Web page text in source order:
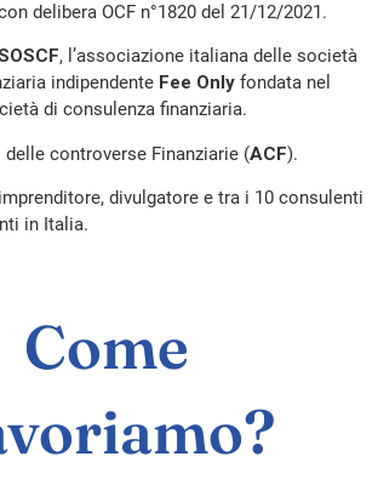
delibera OCF n°1820 del 21/12/2021.
, l’associazione italiana delle società
indipendente Fee Only fondata nel
di consulenza finanziaria.
delle controverse Finanziarie (ACF).
divulgatore e tra i 10 consulenti
in Italia.
Come